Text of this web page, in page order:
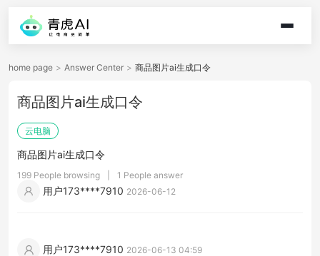
home page > Answer Center > 商品图片ai生成口令
商品图片ai生成口令
云电脑
商品图片ai生成口令
199 People browsing 1 People answer
用户173****7910 2026-06-12
用户173****7910 2026-06-13 04:59